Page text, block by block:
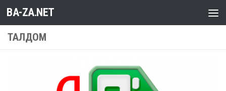
Перейти к содержимому
BA-ZA.NET
ТАЛДОМ